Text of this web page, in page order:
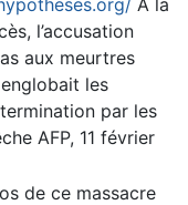
À la
l’accusation
aux meurtres
les
par les
de ce massacre